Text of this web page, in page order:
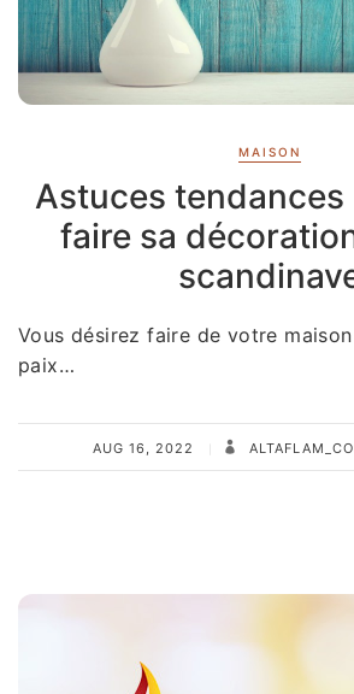
MAISON
Astuces tendances
faire sa
Vous désirez faire de votre
paix…
AUG 16, 2022